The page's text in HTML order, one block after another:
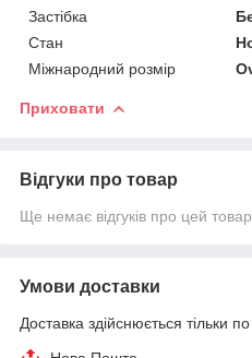
Застібка
Стан
Міжнародний розмір
Приховати
Відгуки про товар
Ще немає відгуків про цей товар
Умови доставки
Доставка здійснюється тільки